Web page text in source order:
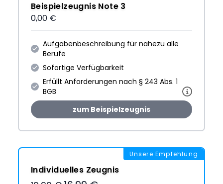
Beispielzeugnis Note 3
0,00 €
Aufgabenbeschreibung für nahezu alle
Berufe
Sofortige Verfügbarkeit
Erfüllt Anforderungen nach § 243 Abs. 1
BGB
zum Beispielzeugnis
Unsere Empfehlung
Individuelles Zeugnis